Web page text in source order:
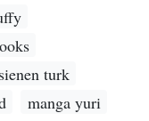
sienen turk
manga yuri